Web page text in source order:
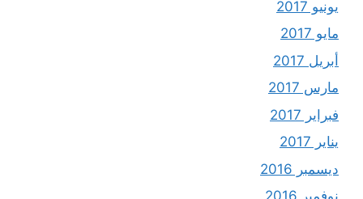
يونيو 2017
مايو 2017
أبريل 2017
مارس 2017
فبراير 2017
يناير 2017
ديسمبر 2016
نوفمبر 2016